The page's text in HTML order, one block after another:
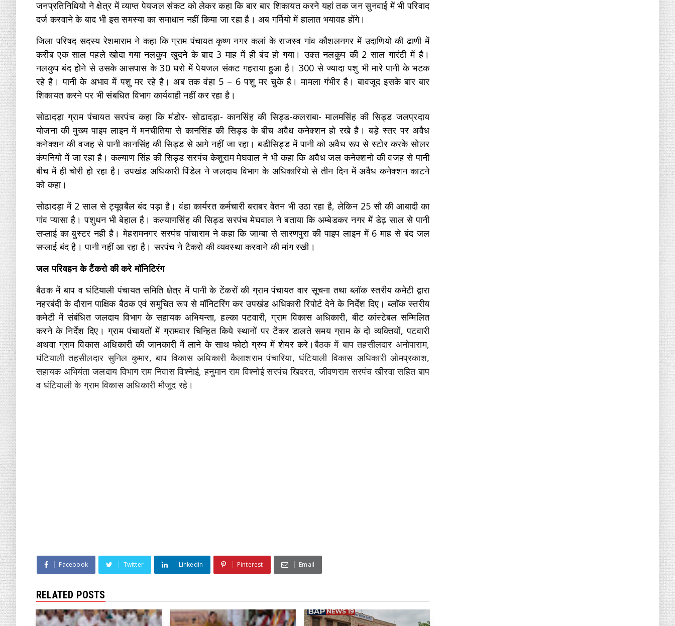
जनप्रतिनिधियो ने क्षेत्र में व्याप्त पेयजल संकट को लेकर कहा कि बार बार शिकायत करने यहां तक जन सुनवाई में भी परिवाद
दर्ज करवाने के बाद भी इस समस्या का समाधान नहीं किया जा रहा है। अब गर्मियो में हालात भयावह होंगे।
जिला परिषद सदस्य रेशमाराम ने कहा कि ग्राम पंचायत कृष्ण नगर कलां के राजस्व गांव कौशलनगर में उदाणियो की ढाणी में
करीब एक साल पहले खोदा गया नलकुप खुदने के बाद 3 माह में ही बंद हो गया। उक्त नलकुप की 2 साल गारंटी में है।
नलकुप बंद होेने से उसके आसपास के 30 घरो में पेयजल संकट गहराया हुआ है। 300 से ज्यादा पशु भी मारे पानी के भटक
रहे है। पानी के अभाव में पशु मर रहे है। अब तक वंहा 5 – 6 पशु मर चुके है। मामला गंभीर है। बावजूद इसके बार बार
शिकायत करने पर भी संबधित विभाग कार्यवाही नहीं कर रहा है।
साेढादड़ा ग्राम पंचायत सरपंच कहा कि मंडोर- सोढादड़ा- कानसिंह की सिड्ड-कलराबा- मालमसिंह की सिड्ड जलप्रदाय
योजना की मुख्य पाइप लाइन में मनचीतिया से कानसिंह की सिड्ड के बीच अवैध कनेक्शन हो रखे है। बड़े स्तर पर अवैध
कनेक्शन की वजह से पानी कानसिंह की सिड्ड से आगे नहीं जा रहा। बडीसिड्ड में पानी को अवैध रूप से स्टोर करके सोलर
कंपनियो में जा रहा है। कल्याण सिंह की सिड्ड सरपंच केशुराम मेघवाल ने भी कहा कि अवैध जल कनेक्शनो की वजह से पानी
बीच में ही चोरी हो रहा है। उपखंड अधिकारी पिंडेल ने जलदाय विभाग के अधिकारियो से तीन दिन में अवैध कनेक्शन काटने
को कहा।
सोढादड़ा में 2 साल से ट्यूवबैल बंद पड़ा है। वंहा कार्यरत कर्मचारी बराबर वेतन भी उठा रहा है, लेकिन 25 सौ की आबादी का
गांव प्यासा है। पशुधन भी बेहाल है। कल्याणसिंह की सिड्ड सरपंच मेघवाल ने बताया कि अम्बेडकर नगर में डेढ़ साल से पानी
सप्लाई का बुस्टर नही है। मेहरामनगर सरपंच पांचाराम ने कहा कि जाम्बा से सारणपुरा की पाइप लाइन में 6 माह से बंद जल
सप्लाई बंद है। पानी नहीं आ रहा है। सरपंच ने टैकरो की व्यवस्था करवाने की मांग रखी।
जल परिवहन के टैंकरो की करे मॉनिटिरंग
बैठक में बाप व घंटियाली पंचायत समिति क्षेत्र में पानी के टेंकरों की ग्राम पंचायत वार सूचना तथा ब्लॉक स्तरीय कमेटी द्वारा
नहरबंदी के दौरान पाक्षिक बैठक एवं समुचित रूप से मॉनिटरिंग कर उपखंड अधिकारी रिपोर्ट देने के निर्देश दिए। ब्लॉक स्तरीय
कमेटी में संबंधित जलदाय विभाग के सहायक अभियन्ता, हल्का पटवारी, ग्राम विकास अधिकारी, बीट कांस्टेबल सम्मिलित
करने के निर्देश दिए। ग्राम पंचायतों में ग्रामवार चिन्हित किये स्थानों पर टेंकर डालते समय ग्राम के दो व्यक्तियों, पटवारी
अथवा ग्राम विकास अधिकारी की जानकारी में लाने के साथ फोटो ग्रुप में शेयर करे।बैठक में बाप तहसीलदार अनोपाराम,
घंटियाली तहसीलदार सुनिल कुमार, बाप विकास अधिकारी कैलाशराम पंचारिया, घंटियाली विकास अधिकारी ओमप्रकाश,
सहायक अभियंता जलदाय विभाग राम निवास विश्नेाई, हनुमान राम विश्नोई सरपंच खिदरत, जीवणराम सरपंच खीरवा सहित बाप
व घंटियाली के ग्राम विकास अधिकारी मौजूद रहे।
Facebook Twitter Linkedin Pinterest Email
RELATED POSTS